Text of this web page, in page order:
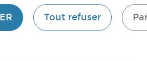
Tout refuser